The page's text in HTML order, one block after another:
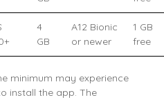
4
GB
A12 Bionic
or newer
1 GB
free
minimum may experience
install the app. The